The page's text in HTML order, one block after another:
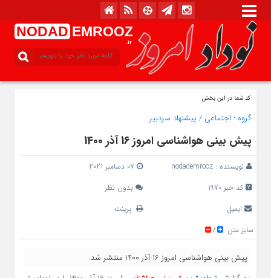
NODAD EMROOZ
.ir
کد شما در این بخش
گروه : اجتماعی /پیشنهاد سردبیر
پیش بینی هواشناسی امروز 16 آذر 1400
نویسنده : nodademrooz
کد خبر 1970
بدون نظر
ایمیل
پرینت
سایز متن
/
پیش بینی هواشناسی امروز 16 آذر 1400 منتشر شد.